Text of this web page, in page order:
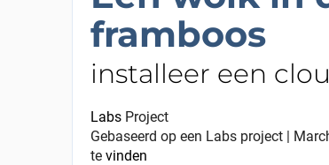
framboos
installeer een
LabsProject
Gebaseerd op een Labs project |
te vinden